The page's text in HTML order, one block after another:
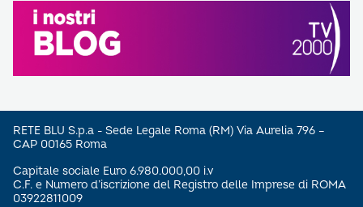
RETE BLU S.p.a - Sede Legale Roma (RM) Via Aurelia 796 –
CAP 00165 Roma
Capitale sociale Euro 6.980.000,00 i.v
C.F. e Numero d’iscrizione del Registro delle Imprese di ROMA
03922811009